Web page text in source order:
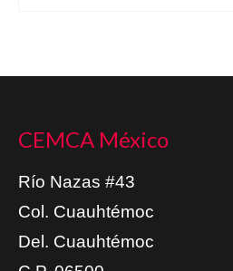
CEMCA México
Río Nazas #43
Col. Cuauhtémoc
Del. Cuauhtémoc